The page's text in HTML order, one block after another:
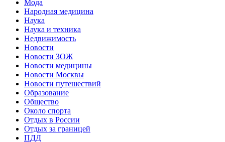
Мода
Народная медицина
Наука
Наука и техника
Недвижимость
Новости
Новости ЗОЖ
Новости медицины
Новости Москвы
Новости путешествий
Образование
Общество
Около спорта
Отдых в России
Отдых за границей
ПДД